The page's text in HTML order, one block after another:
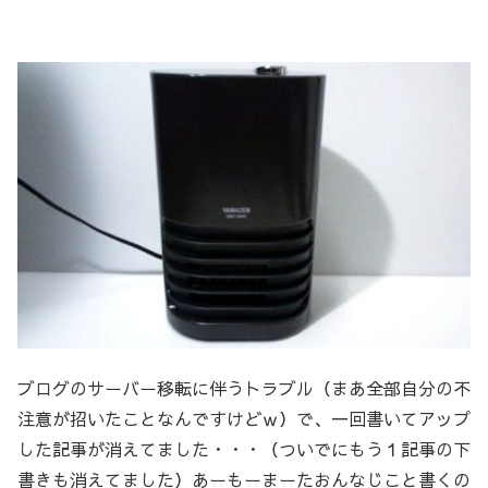
ブログのサーバー移転に伴うトラブル（まあ全部自分の不
注意が招いたことなんですけどｗ）で、一回書いてアップ
した記事が消えてました・・・（ついでにもう１記事の下
書きも消えてました）あーもーまーたおんなじこと書くの